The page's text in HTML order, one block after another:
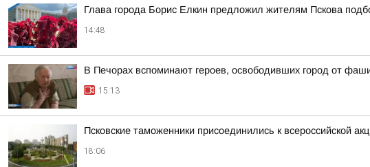
Глава города Борис Елкин предложил жителям Пскова
14:48
В Печорах вспоминают героев, освободивших город от
15:13
Псковские таможенники присоединились к всероссийской
18:06